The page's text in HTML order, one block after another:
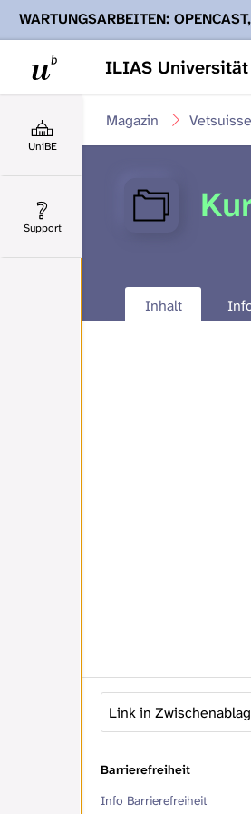
ILIAS Universität
WARTUNGSARBEITEN:
Ihnen Podcasts, Opencast-Videos
UniBE
Support
Magazin
Inhalt
Link in
Barrierefreiheit
Info Barrierefreiheit